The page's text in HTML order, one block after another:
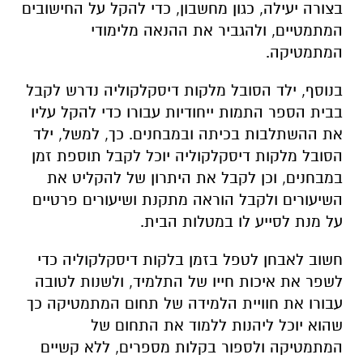
בצורה יעילה, כגון מחשבון, כדי להקל על החישובים
המתמטיים, ולהגביר את ההנאה מלימודי
המתמטיקה.
בנוסף, ילד הסובל מלקות דיסקלקוליה נדרש לקבל
בבית הספר התמות ייחודיות עבורו כדי להקל עליו
את ההשתלבות בכיתה ובמבחנים. כך, למשל, ילד
הסובל מלקות דיסקלקוליה יוכל לקבל תוספת זמן
במבחנים, וכן לקבל את היתרון של להקליט את
השיעורים ולקבל הוראה מתקנת ושיעורים פרטיים
על מנת לסייע לו במטלות הבית.
חשוב לאבחן לטפל בזמן בלקות דיסקלקוליה כדי
לשפר את איכות חייו של התלמיד, ולשנות לטובה
עבורו את חוויית הלמידה של תחום המתמטיקה כך
שהוא יוכל ליהנות ללמוד את התחום של
המתמטיקה ולספור בקלות מספרים, ללא קשיים